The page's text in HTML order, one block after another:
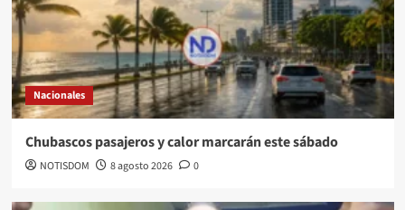
Nacionales
Chubascos pasajeros y calor marcarán este sábado
NOTISDOM 8 agosto 2026 0